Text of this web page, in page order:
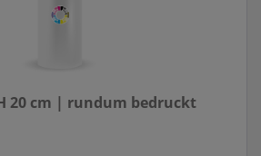
20 cm | rundum bedruckt